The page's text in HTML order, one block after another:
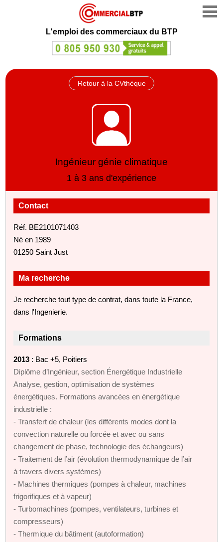
L'emploi des commerciaux du BTP
Retour à la CVthèque
Ingénieur génie climatique
1 à 3 ans d'expérience
Contact
Réf. BE2101071403
Né en 1989
01250 Saint Just
Ma recherche
Je recherche tout type de contrat, dans toute la France,
dans l'Ingenierie.
Formations
2013 : Bac +5, Poitiers
Diplôme d’Ingénieur, section Énergétique Industrielle
Analyse, gestion, optimisation de systèmes
énergétiques. Formations avancées en énergétique
industrielle :
- Transfert de chaleur (les différents modes dont la
convection naturelle ou forcée et avec ou sans
changement de phase, technologie des échangeurs)
- Traitement de l’air (évolution thermodynamique de l’air
à travers divers systèmes)
- Machines thermiques (pompes à chaleur, machines
frigorifiques et à vapeur)
- Turbomachines (pompes, ventilateurs, turbines et
compresseurs)
- Thermique du bâtiment (autoformation)